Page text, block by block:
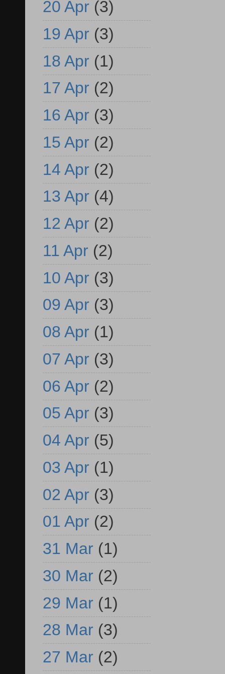
20 Apr (3)
19 Apr (3)
18 Apr (1)
17 Apr (2)
16 Apr (3)
15 Apr (2)
14 Apr (2)
13 Apr (4)
12 Apr (2)
11 Apr (2)
10 Apr (3)
09 Apr (3)
08 Apr (1)
07 Apr (3)
06 Apr (2)
05 Apr (3)
04 Apr (5)
03 Apr (1)
02 Apr (3)
01 Apr (2)
31 Mar (1)
30 Mar (2)
29 Mar (1)
28 Mar (3)
27 Mar (2)